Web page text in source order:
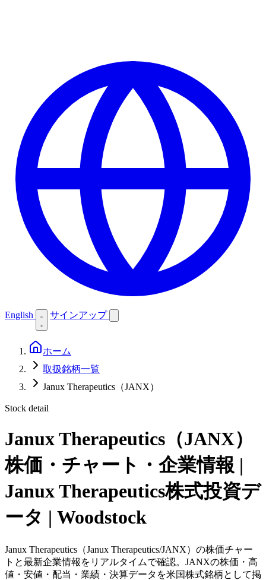
English サインアップ
ホーム
取扱銘柄一覧
Janux Therapeutics（JANX）
Stock detail
Janux Therapeutics（JANX）
株価・チャート・企業情報 |
Janux Therapeutics株式投資デ
ータ | Woodstock
Janux Therapeutics（Janux Therapeutics/JANX）の株価チャー
トと最新企業情報をリアルタイムで確認。JANXの株価・高
値・安値・配当・業績・決算データを米国株式銘柄として掲